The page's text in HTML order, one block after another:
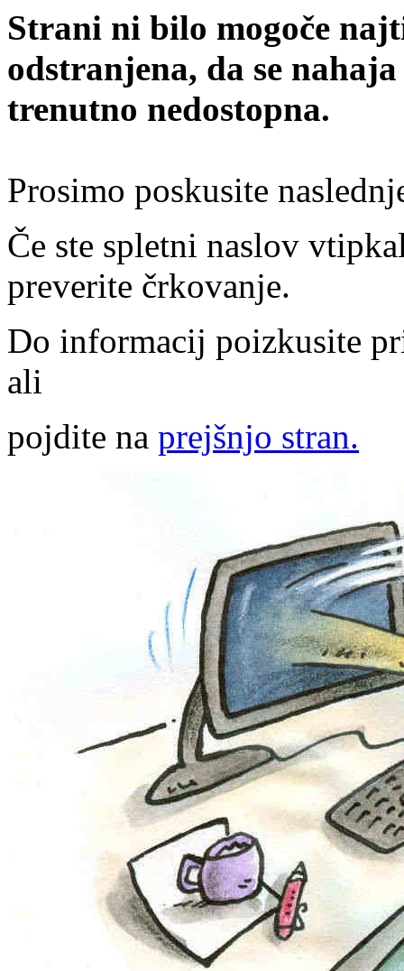
Strani ni bilo mogoče
odstranjena, da se
trenutno nedostopna.
Prosimo poskusite
Če ste spletni naslov
preverite črkovanje.
Do informacij poizkusite
ali
pojdite na prejšnjo stran.